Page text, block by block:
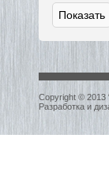
Copyright © 2013
Разработка и